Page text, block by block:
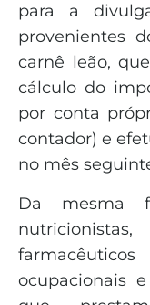
para a
provenientes
carnê leão,
cálculo do
por conta
contador) e
no mês
Da mesma
nutricionistas,
ocupacionais